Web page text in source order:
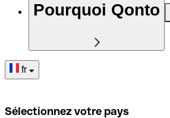
Pourquoi Qonto
fr
Sélectionnez votre pays